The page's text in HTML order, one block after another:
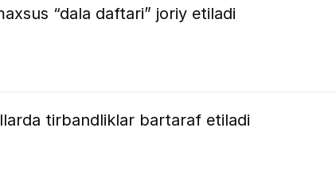
“dala daftari” joriy etiladi
tirbandliklar bartaraf etiladi